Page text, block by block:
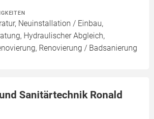
Neuinstallation / Einbau,
Hydraulischer Abgleich,
Renovierung / Badsanierung
Sanitärtechnik Ronald